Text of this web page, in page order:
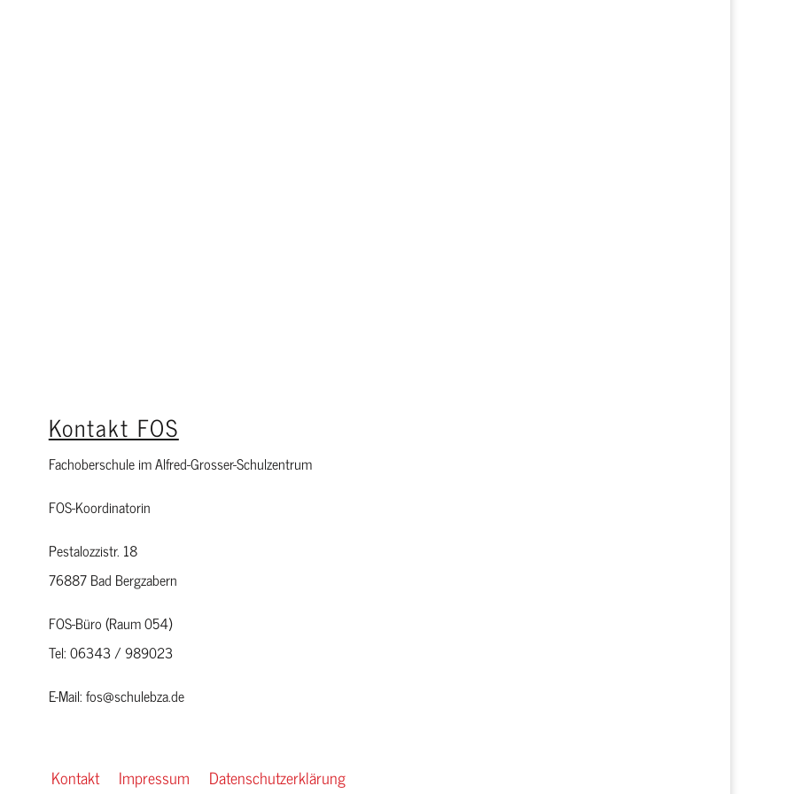
Kontakt FOS
Fachoberschule im Alfred-Grosser-Schulzentrum
FOS-Koordinatorin
Pestalozzistr. 18
76887 Bad Bergzabern
FOS-Büro (Raum 054)
Tel: 06343 / 989023
E-Mail: fos@schulebza.de
Kontakt Impressum Datenschutzerklärung